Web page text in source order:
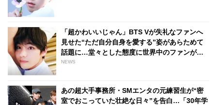
「超かわいいじゃん」BTS Vが失礼なファンへ
見せた“ただ自分自身を愛する”姿があらためて
話題に…堂々とした態度に世界中のファンが感
動「彼から学ぶことがたくさんある」
NEWS
あの超大手事務所・SMエンタの元練習生が“密
室でおこっていた壮絶な日々”を告白…「30年学